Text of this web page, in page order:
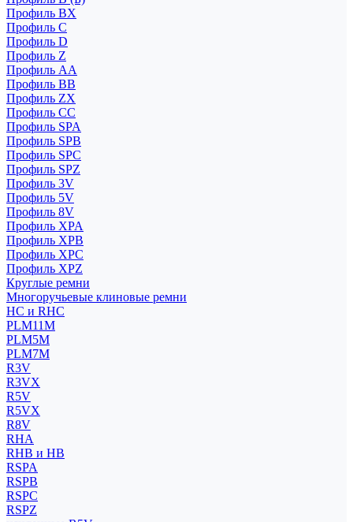
Профиль BX
Профиль C
Профиль D
Профиль Z
Профиль АА
Профиль BB
Профиль ZX
Профиль CC
Профиль SPA
Профиль SPB
Профиль SPC
Профиль SPZ
Профиль 3V
Профиль 5V
Профиль 8V
Профиль XPA
Профиль XPB
Профиль XPC
Профиль XPZ
Круглые ремни
Многоручьевые клиновые ремни
HC и RHC
PLM11M
PLM5M
PLM7M
R3V
R3VX
R5V
R5VX
R8V
RHA
RHB и HB
RSPA
RSPB
RSPC
RSPZ